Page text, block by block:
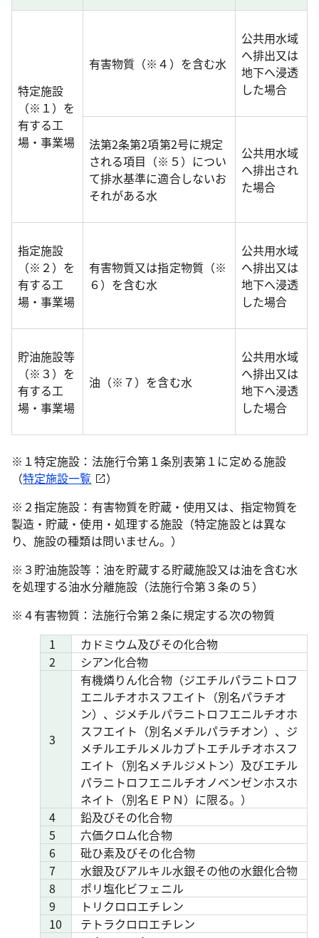
特定施設
（※１）を
有する工
場・事業場
有害物質（※４）を含む水
公共用水域
へ排出又は
地下へ浸透
した場合
法第2条第2項第2号に規定
される項目（※５）につい
て排水基準に適合しないお
それがある水
公共用水域
へ排出され
た場合
指定施設
（※２）を
有する工
場・事業場
有害物質又は指定物質（※
６）を含む水
公共用水域
へ排出又は
地下へ浸透
した場合
貯油施設等
（※３）を
有する工
場・事業場
油（※７）を含む水
公共用水域
へ排出又は
地下へ浸透
した場合
※１特定施設：法施行令第１条別表第１に定める施設
（特定施設一覧
）
※２指定施設：有害物質を貯蔵・使用又は、指定物質を
製造・貯蔵・使用・処理する施設（特定施設とは異な
り、施設の種類は問いません。）
※３貯油施設等：油を貯蔵する貯蔵施設又は油を含む水
を処理する油水分離施設（法施行令第３条の５）
※４有害物質：法施行令第２条に規定する次の物質
1
カドミウム及びその化合物
2
シアン化合物
3
有機燐りん化合物（ジエチルパラニトロフ
エニルチオホスフエイト（別名パラチオ
ン）、ジメチルパラニトロフエニルチオホ
スフエイト（別名メチルパラチオン）、ジ
メチルエチルメルカプトエチルチオホスフ
エイト（別名メチルジメトン）及びエチル
パラニトロフエニルチオノベンゼンホスホ
ネイト（別名ＥＰＮ）に限る。）
4
鉛及びその化合物
5
六価クロム化合物
6
砒ひ素及びその化合物
7
水銀及びアルキル水銀その他の水銀化合物
8
ポリ塩化ビフェニル
9
トリクロロエチレン
10
テトラクロロエチレン